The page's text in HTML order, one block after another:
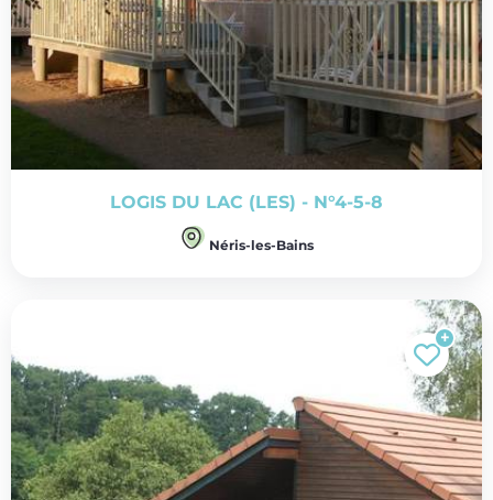
LOGIS DU LAC (LES) - N°4-5-8
Néris-les-Bains